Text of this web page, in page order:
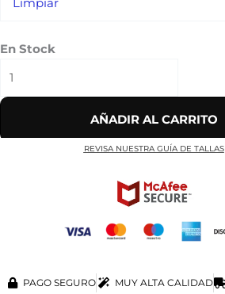
En Stock
AÑADIR AL CARRITO
REVISA NUESTRA GUÍA DE TALLAS
PAGO SEGURO MUY ALTA CALIDAD